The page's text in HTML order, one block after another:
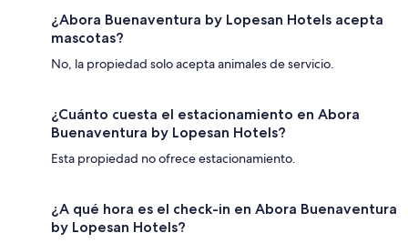
¿Abora Buenaventura by Lopesan Hotels acepta
mascotas?
No, la propiedad solo acepta animales de servicio.
¿Cuánto cuesta el estacionamiento en Abora
Buenaventura by Lopesan Hotels?
Esta propiedad no ofrece estacionamiento.
¿A qué hora es el check-in en Abora Buenaventura
by Lopesan Hotels?